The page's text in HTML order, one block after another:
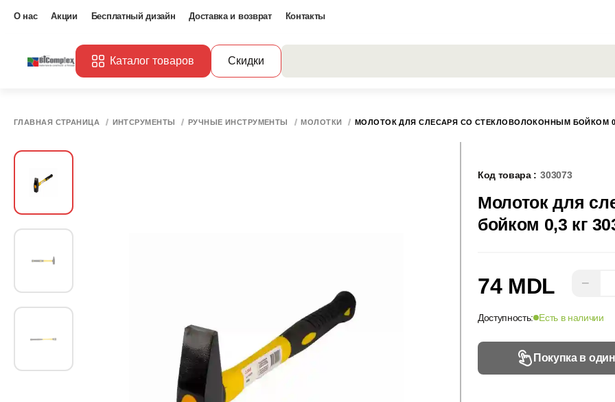
О нас Акции Бесплатный дизайн Доставка и возврат Контакты
Каталог товаров Скидки
ГЛАВНАЯ СТРАНИЦА ИНТСРУМЕНТЫ РУЧНЫЕ ИНСТРУМЕНТЫ МОЛОТКИ МОЛОТОК ДЛЯ СЛЕСАРЯ СО СТЕКЛОВОЛОКОННЫМ БОЙКОМ
Код товара : 303073
Молоток для
бойком 0,3 кг
74 MDL −
Доступность: Есть в наличии
Покупка в